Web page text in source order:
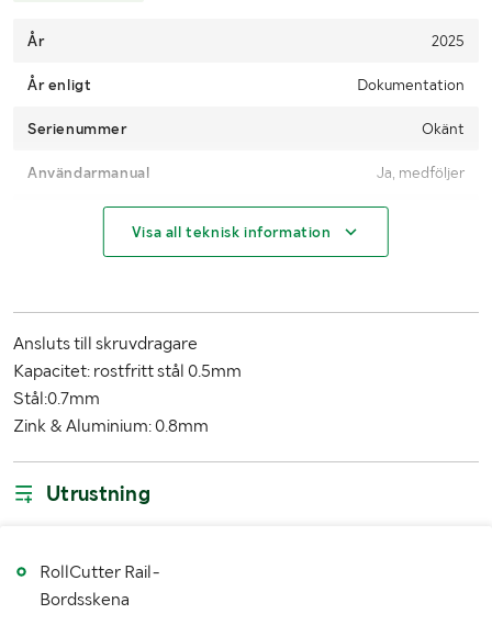
År 2025
År enligt Dokumentation
Serienummer Okänt
Användarmanual Ja, medföljer
Längd
Visa all teknisk information
Ansluts till skruvdragare
Kapacitet: rostfritt stål 0.5mm
Stål:0.7mm
Zink & Aluminium: 0.8mm
Utrustning
RollCutter Rail-
Bordsskena